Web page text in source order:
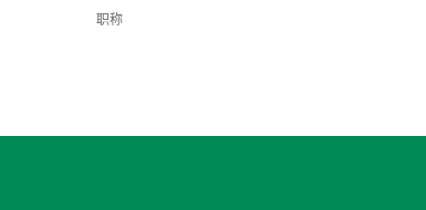
职称